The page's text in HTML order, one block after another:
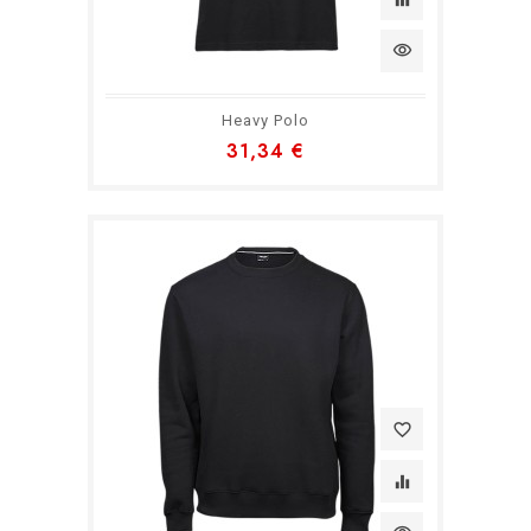
visibility
Heavy Polo
31,34 €
favorite_border
equalizer